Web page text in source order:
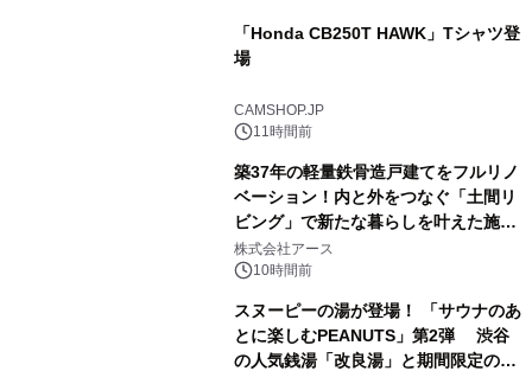
「Honda CB250T HAWK」Tシャツ登
場
CAMSHOP.JP
11時間前
築37年の軽量鉄骨造戸建てをフルリノ
ベーション！内と外をつなぐ「土間リ
ビング」で新たな暮らしを叶えた施工
事例を株式会社アースが公開
株式会社アース
10時間前
スヌーピーの湯が登場！ 「サウナのあ
とに楽しむPEANUTS」第2弾 渋谷
の人気銭湯「改良湯」と期間限定のコ